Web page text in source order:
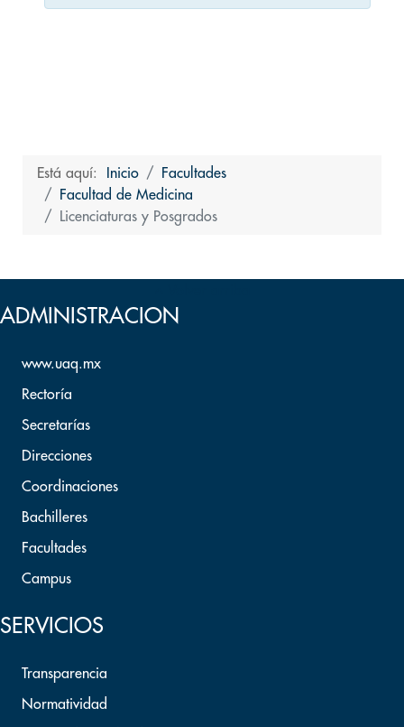
Está aquí: Inicio
Facultades
Facultad de Medicina
Licenciaturas y Posgrados
ADMINISTRACION
www.uaq.mx
Rectoría
Secretarías
Direcciones
Coordinaciones
Bachilleres
Facultades
Campus
SERVICIOS
Transparencia
Normatividad